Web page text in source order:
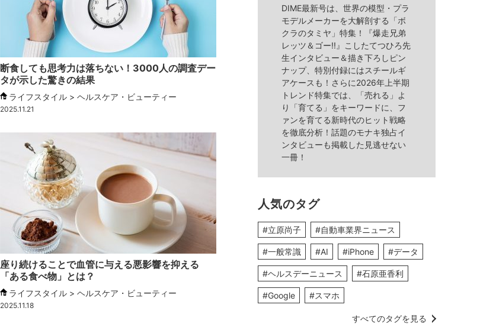
断食しても思考力は落ちない！3000人の調査デー
タが示した驚きの結果
ライフスタイル > ヘルスケア・ビューティー
2025.11.21
座り続けることで血管に与える悪影響を抑える
「ある食べ物」とは？
ライフスタイル > ヘルスケア・ビューティー
2025.11.18
DIME最新号は、世界の模型・プラ
モデルメーカーを大解剖する「ボ
クラのタミヤ」特集！『爆走兄弟
レッツ＆ゴー!!』こしたてつひろ先
生インタビュー＆描き下ろしピン
ナップ、特別付録にはスチールギ
アケースも！さらに2026年上半期
トレンド特集では、「売れる」よ
り「育てる」をキーワードに、フ
ァンを育てる新時代のヒット戦略
を徹底分析！話題のモナキ独占イ
ンタビューも掲載した見逃せない
一冊！
人気のタグ
#立原尚子 #自動車業界ニュース
#一般常識 #AI #iPhone #データ
#ヘルスデーニュース #石原亜香利
#Google #スマホ
すべてのタグを見る